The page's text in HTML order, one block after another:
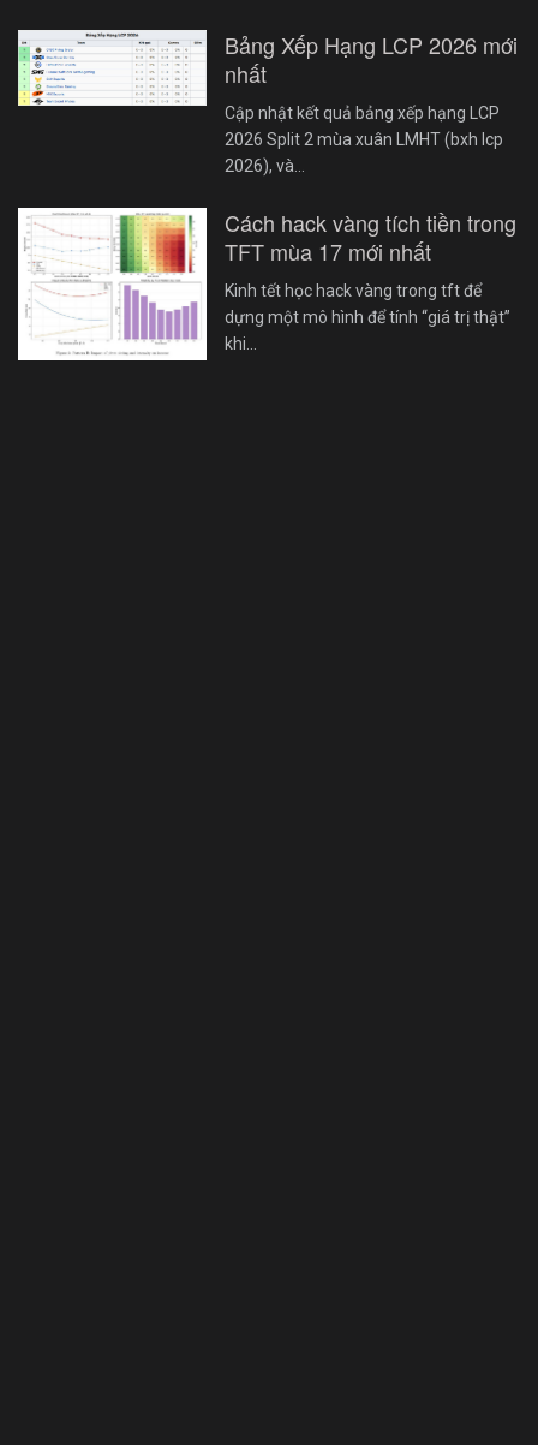
Bảng Xếp Hạng LCP 2026 mới
nhất
Cập nhật kết quả bảng xếp hạng LCP
2026 Split 2 mùa xuân LMHT (bxh lcp
2026), và…
Cách hack vàng tích tiền trong
TFT mùa 17 mới nhất
Kinh tết học hack vàng trong tft để
dựng một mô hình để tính “giá trị thật”
khi…